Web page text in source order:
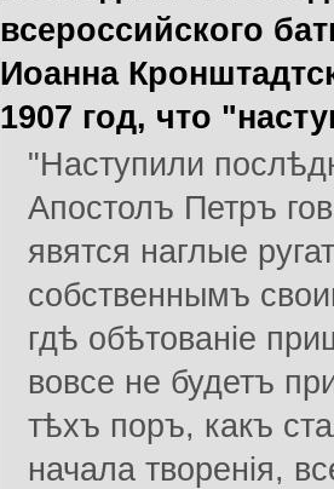
всероссийского
Иоанна
1907 год, что
"Наступили
Апостолъ Петръ
явятся наглые
собственнымъ
гдѣ обѣтованіе
вовсе не будетъ
тѣхъ поръ, какъ
начала творенія,